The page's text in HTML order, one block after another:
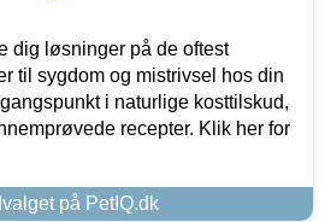
dig løsninger på de oftest
til sygdom og mistrivsel hos din
i naturlige kosttilskud,
recepter. Klik her for
på PetIQ.dk